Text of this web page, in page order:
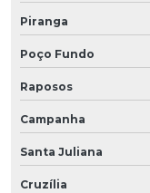
Piranga
Poço Fundo
Raposos
Campanha
Santa Juliana
Cruzília